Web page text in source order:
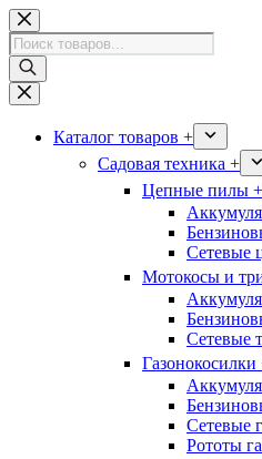
Перейти
к
сути
Поиск
товаров
Каталог товаров +
Садовая техника +
Цепные пилы +
Сетевые
Мотокосы и
Сетевые
Газонокосилки
Сетевые
Рототы